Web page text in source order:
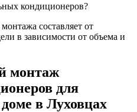
кондиционеров?
составляет от
в зависимости от объема и
монтаж
для
в Луховцах